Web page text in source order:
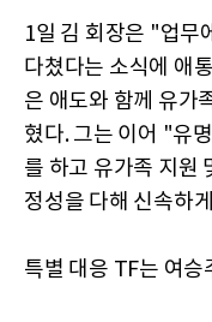
1일 김 회장은 "업무
다쳤다는 소식에 애
은 애도와 함께 유가
혔다. 그는 이어 "유
를 하고 유가족 지원
정성을 다해 신속하
특별 대응 TF는 여